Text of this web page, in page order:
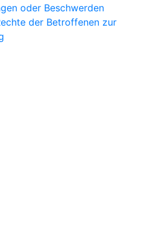
oder Beschwerden
der Betroffenen zur